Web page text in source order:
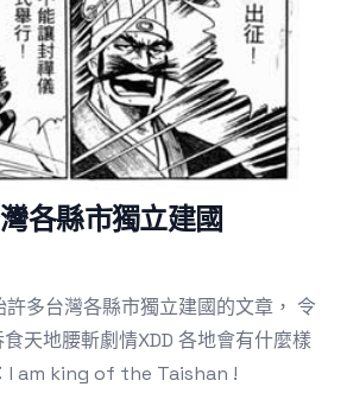
各縣市獨立建國
多台灣各縣市獨立建國的文章， 令
天地腰斬劇情XDD 各地會有什麼樣
I am king of the Taishan !